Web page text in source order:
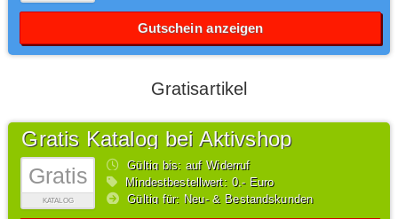
Gutschein anzeigen
Gratisartikel
Gratis
KATALOG
Gratis Katalog bei Aktivshop
Gültig bis: auf Widerruf
Mindestbestellwert: 0,- Euro
Gültig für: Neu- & Bestandskunden